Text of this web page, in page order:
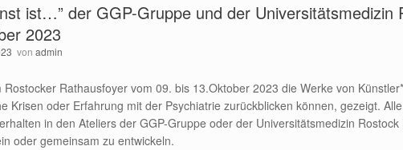
ist…” der GGP-Gruppe und der Universitätsmedizin
2023
von admin
Rathausfoyer vom 09. bis 13.Oktober 2023 die Werke von
Krisen oder Erfahrung mit der Psychiatrie zurückblicken können, gezeigt. Alle
in den Ateliers der GGP-Gruppe oder der Universitätsmedizin Rostock
oder gemeinsam zu entwickeln.